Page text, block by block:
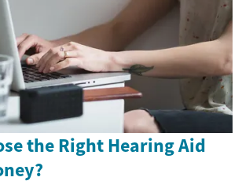
the Right Hearing Aid